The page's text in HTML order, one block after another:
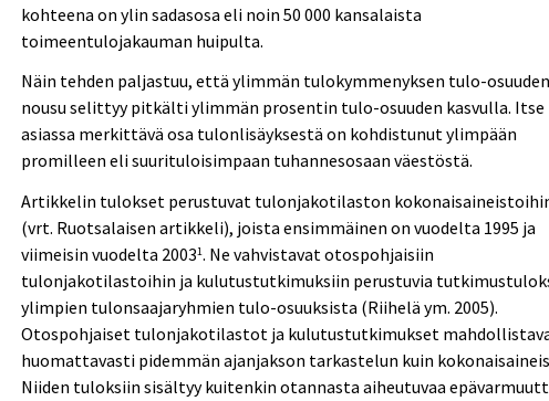
kohteena on ylin sadasosa eli noin 50 000 kansalaista
toimeentulojakauman huipulta.
Näin tehden paljastuu, että ylimmän tulokymmenyksen tulo-
nousu selittyy pitkälti ylimmän prosentin tulo-osuuden kasvulla. Itse
asiassa merkittävä osa tulonlisäyksestä on kohdistunut ylimpään
promilleen eli suurituloisimpaan tuhannesosaan väestöstä.
Artikkelin tulokset perustuvat tulonjakotilaston
(vrt. Ruotsalaisen artikkeli), joista ensimmäinen on vuodelta 1995 ja
viimeisin vuodelta 20031. Ne vahvistavat otospohjaisiin
tulonjakotilastoihin ja kulutustutkimuksiin perustuvia
ylimpien tulonsaajaryhmien tulo-osuuksista (Riihelä ym. 2005).
Otospohjaiset tulonjakotilastot ja kulutustutkimukset
huomattavasti pidemmän ajanjakson tarkastelun kuin
Niiden tuloksiin sisältyy kuitenkin otannasta aiheutuvaa